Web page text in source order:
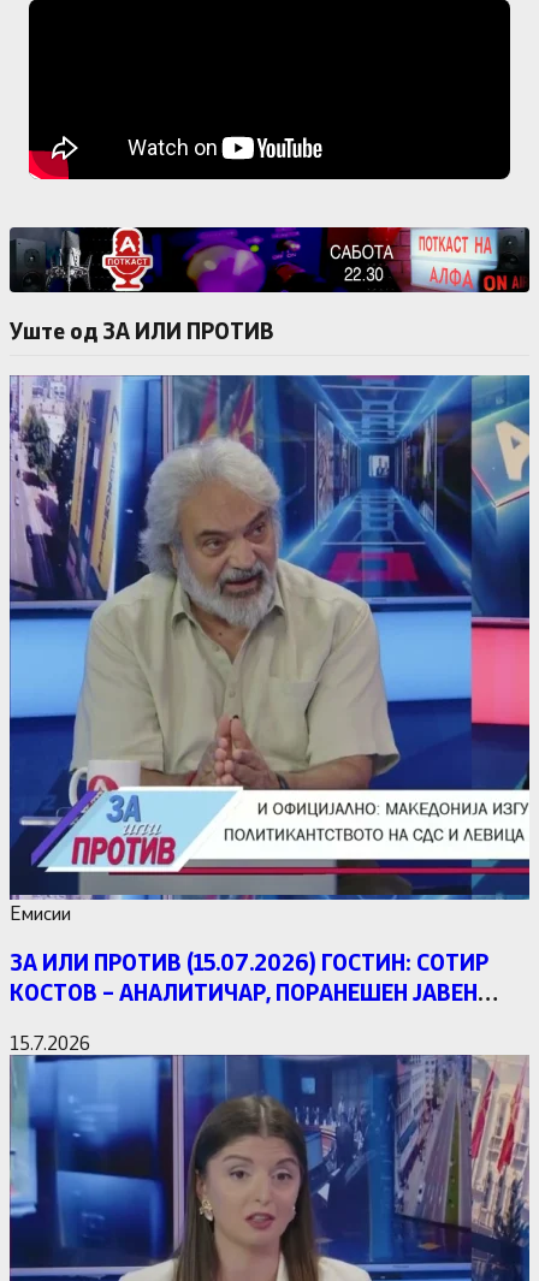
Уште од ЗА ИЛИ ПРОТИВ
Емисии
ЗА ИЛИ ПРОТИВ (15.07.2026) ГОСТИН: СОТИР
КОСТОВ – АНАЛИТИЧАР, ПОРАНЕШЕН ЈАВЕН
15.7.2026